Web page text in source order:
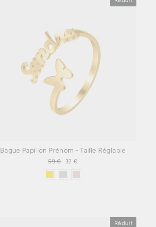
Bague Papillon Prénom - Taille Réglable
Prix
59 €
Prix
32 €
Réduit